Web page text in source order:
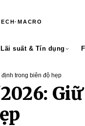
·MACRO
Lãi suất & Tín dụng
trong biên độ hẹp